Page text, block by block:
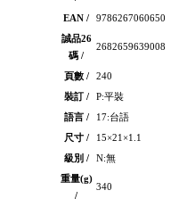
EAN /
9786267060650
誠品26
碼 /
2682659639008
頁數 /
240
裝訂 /
P:平裝
語言 /
17:台語
尺寸 /
15×21×1.1
級別 /
N:無
重量(g)
/
340